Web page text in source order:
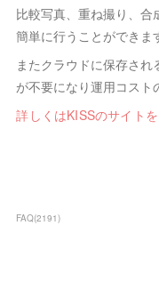
比較写真、重ね撮り、
簡単に行うことができま
またクラウドに保存さ
が不要になり運用コスト
詳しくはKISSのサイトを
FAQ(2191)